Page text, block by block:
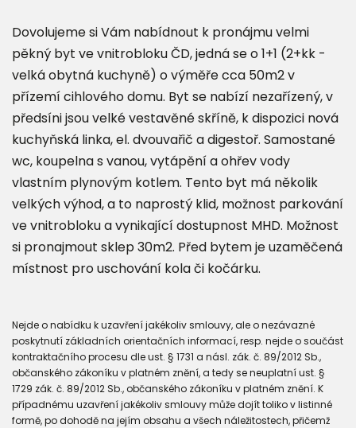
Dovolujeme si Vám nabídnout k pronájmu velmi
pěkný byt ve vnitrobloku ČD, jedná se o 1+1 (2+kk -
velká obytná kuchyně) o výměře cca 50m2 v
přízemí cihlového domu. Byt se nabízí nezařízený, v
předsíni jsou velké vestavěné skříně, k dispozici nová
kuchyňská linka, el. dvouvařič a digestoř. Samostané
wc, koupelna s vanou, vytápění a ohřev vody
vlastním plynovým kotlem. Tento byt má několik
velkých výhod, a to naprostý klid, možnost parkování
ve vnitrobloku a vynikající dostupnost MHD. Možnost
si pronajmout sklep 30m2. Před bytem je uzaměčená
místnost pro uschování kola či kočárku.
Nejde o nabídku k uzavření jakékoliv smlouvy, ale o nezávazné
poskytnutí základních orientačních informací, resp. nejde o součást
kontraktačního procesu dle ust. § 1731 a násl. zák. č. 89/2012 Sb.,
občanského zákoníku v platném znění, a tedy se neuplatní ust. §
1729 zák. č. 89/2012 Sb., občanského zákoníku v platném znění. K
případnému uzavření jakékoliv smlouvy může dojít toliko v listinné
formě, po dohodě na jejím obsahu a všech náležitostech, přičemž